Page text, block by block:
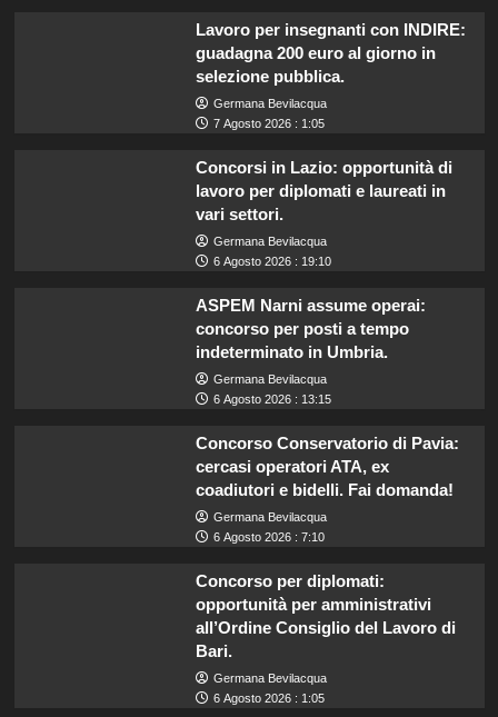
Lavoro per insegnanti con INDIRE:
guadagna 200 euro al giorno in
selezione pubblica.
Germana Bevilacqua
7 Agosto 2026 : 1:05
Concorsi in Lazio: opportunità di
lavoro per diplomati e laureati in
vari settori.
Germana Bevilacqua
6 Agosto 2026 : 19:10
ASPEM Narni assume operai:
concorso per posti a tempo
indeterminato in Umbria.
Germana Bevilacqua
6 Agosto 2026 : 13:15
Concorso Conservatorio di Pavia:
cercasi operatori ATA, ex
coadiutori e bidelli. Fai domanda!
Germana Bevilacqua
6 Agosto 2026 : 7:10
Concorso per diplomati:
opportunità per amministrativi
all’Ordine Consiglio del Lavoro di
Bari.
Germana Bevilacqua
6 Agosto 2026 : 1:05